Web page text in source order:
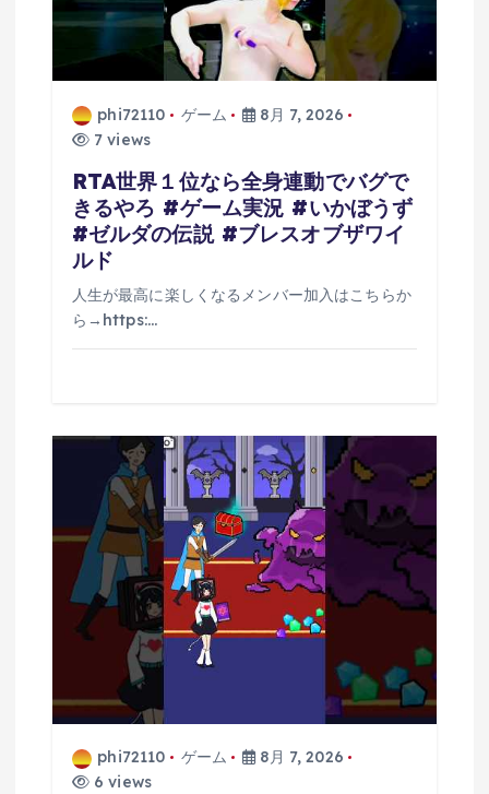
phi72110 ゲーム
8月 7, 2026
7 views
RTA世界１位なら全身連動でバグで
きるやろ #ゲーム実況 #いかぼうず
#ゼルダの伝説 #ブレスオブザワイ
ルド
人生が最高に楽しくなるメンバー加入はこちらか
ら→https:…
phi72110 ゲーム
8月 7, 2026
6 views